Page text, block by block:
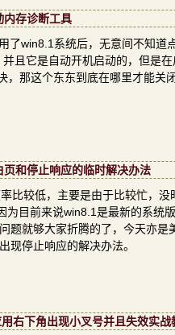
存诊断工具
了win8.1系统后，无意间不知
且它是自动开机启动的，但是
，那这个东东到底在哪里才能
和停止响应的临时解决办法
比较低，主要是由于比较忙，
为目前来说win8.1是最新的系统
题就够大家折腾的了，今天亦
现停止响应的解决办法。
右下角出现小叉号并且失效实战